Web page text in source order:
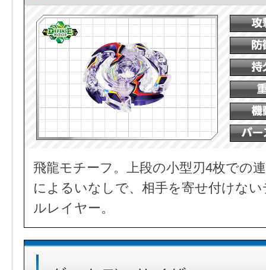
飛龍モチーフ。上段の小型刃4枚での
によるいなしで、相手を寄せ付けな
ルレイヤー。